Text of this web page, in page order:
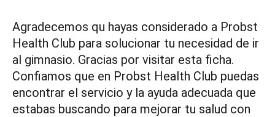
Agradecemos qu hayas considerado a Probst
Health Club para solucionar tu necesidad de ir
al gimnasio. Gracias por visitar esta ficha.
Confiamos que en Probst Health Club puedas
encontrar el servicio y la ayuda adecuada que
estabas buscando para mejorar tu salud con